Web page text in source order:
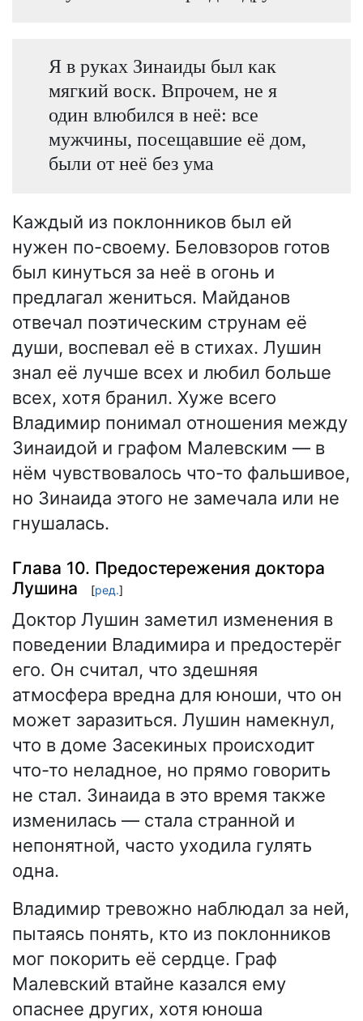
Я в руках Зинаиды был как
мягкий воск. Впрочем, не я
один влюбился в неё: все
мужчины, посещавшие её дом,
были от неё без ума
Каждый из поклонников был ей
нужен по-своему. Беловзоров готов
был кинуться за неё в огонь и
предлагал жениться. Майданов
отвечал поэтическим струнам её
души, воспевал её в стихах. Лушин
знал её лучше всех и любил больше
всех, хотя бранил. Хуже всего
Владимир понимал отношения между
Зинаидой и графом Малевским — в
нём чувствовалось что-то фальшивое,
но Зинаида этого не замечала или не
гнушалась.
Глава 10. Предостережения доктора
Лушина
[ред.]
Доктор Лушин заметил изменения в
поведении Владимира и предостерёг
его. Он считал, что здешняя
атмосфера вредна для юноши, что он
может заразиться. Лушин намекнул,
что в доме Засекиных происходит
что-то неладное, но прямо говорить
не стал. Зинаида в это время также
изменилась — стала странной и
непонятной, часто уходила гулять
одна.
Владимир тревожно наблюдал за ней,
пытаясь понять, кто из поклонников
мог покорить её сердце. Граф
Малевский втайне казался ему
опаснее других, хотя юноша